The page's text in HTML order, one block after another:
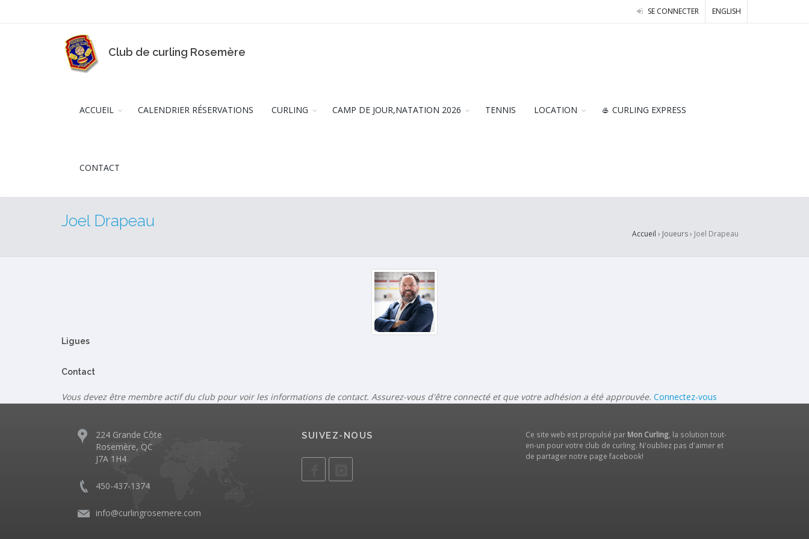
SE CONNECTER ENGLISH
Club de curling Rosemère
ACCUEIL CALENDRIER RÉSERVATIONS CURLING CAMP DE JOUR,NATATION 2026 TENNIS LOCATION 🥌 CURLING EXPRESS
CONTACT
Joel Drapeau
Accueil › Joueurs › Joel Drapeau
Ligues
Contact
Vous devez être membre actif du club pour voir les informations de contact. Assurez-vous d'être connecté et que votre adhésion a été approuvée. Connectez-vous
224 Grande Côte
Rosemère, QC
J7A 1H4
450-437-1374
info@curlingrosemere.com
SUIVEZ-NOUS Ce site web est propulsé par Mon Curling , la solution tout-
en-un pour votre club de curling. N'oubliez pas d'aimer et
de partager notre page facebook!